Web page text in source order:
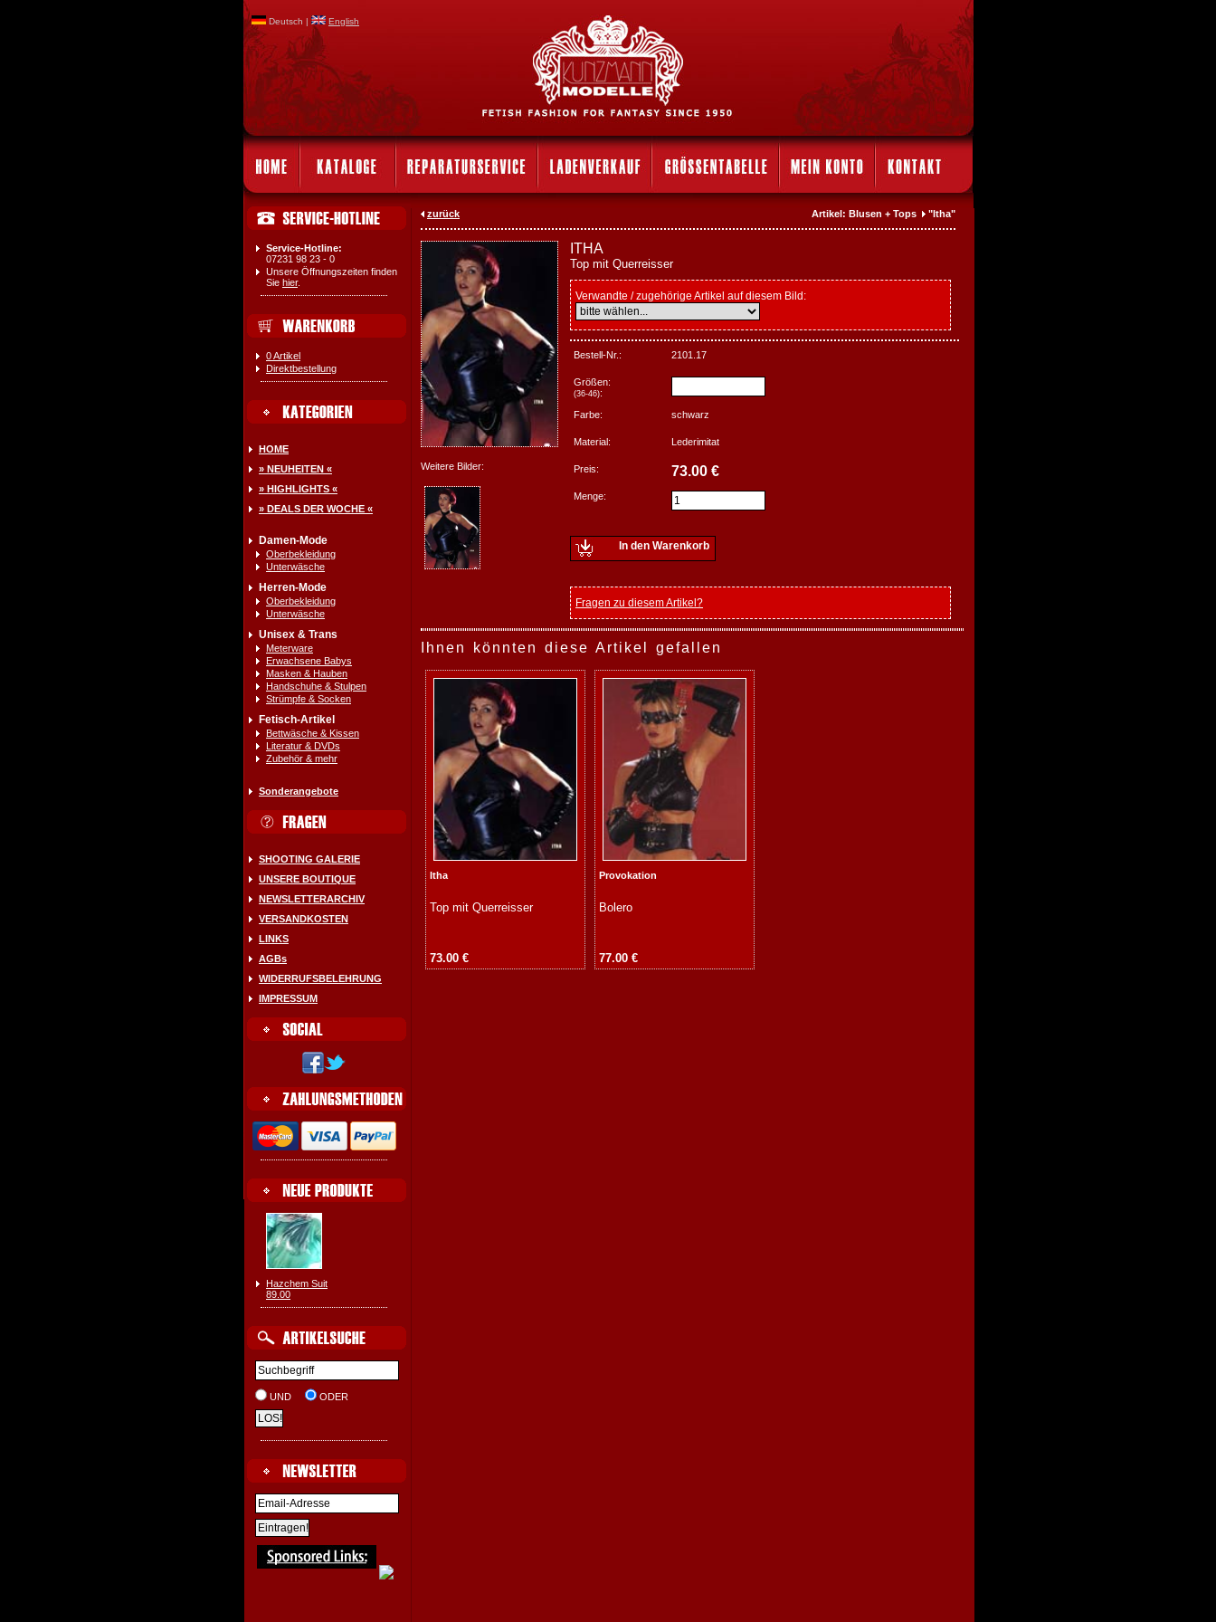
Deutsch | English
Service-Hotline:
07231 98 23 - 0
Unsere Öffnungszeiten finden
Sie hier.
0 Artikel
Direktbestellung
HOME
» NEUHEITEN «
» HIGHLIGHTS «
» DEALS DER WOCHE «
Damen-Mode
Oberbekleidung
Unterwäsche
Herren-Mode
Oberbekleidung
Unterwäsche
Unisex & Trans
Meterware
Erwachsene Babys
Masken & Hauben
Handschuhe & Stulpen
Strümpfe & Socken
Fetisch-Artikel
Bettwäsche & Kissen
Literatur & DVDs
Zubehör & mehr
Sonderangebote
SHOOTING GALERIE
UNSERE BOUTIQUE
NEWSLETTERARCHIV
VERSANDKOSTEN
LINKS
AGBs
WIDERRUFSBELEHRUNG
IMPRESSUM
Hazchem Suit
89.00
UND ODER
zurück Artikel: Blusen + Tops "Itha"
Weitere Bilder:
ITHA
Top mit Querreisser
Verwandte / zugehörige Artikel auf diesem Bild:
Bestell-Nr.: 2101.17
Größen:
(36-46):
Farbe:
schwarz
Material: Lederimitat
Preis: 73.00 €
Menge:
In den Warenkorb
Fragen zu diesem Artikel?
Ihnen könnten diese Artikel gefallen
Itha
Top mit Querreisser
73.00 €
Provokation
Bolero
77.00 €